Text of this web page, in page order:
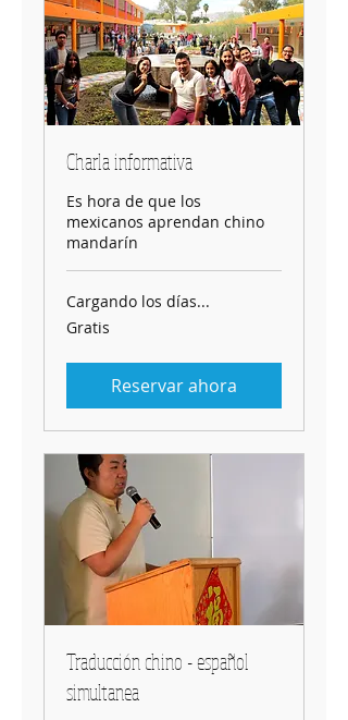
Charla informativa
Es hora de que los
mexicanos aprendan chino
mandarín
Cargando los días...
Gratis
Gratis
Reservar ahora
Traducción chino - español
simultanea